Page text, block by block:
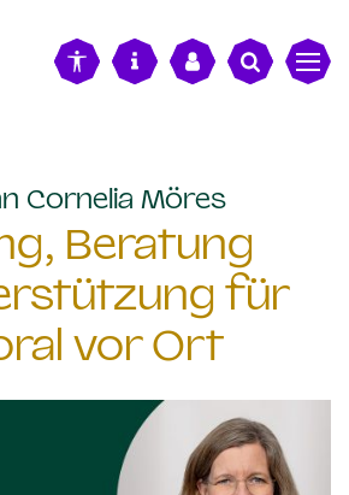
Cornelia Möres:
Beratung
für
vor Ort